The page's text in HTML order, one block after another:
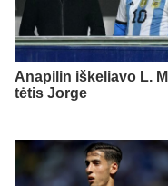
Anapilin iškeliavo L.
tėtis Jorge